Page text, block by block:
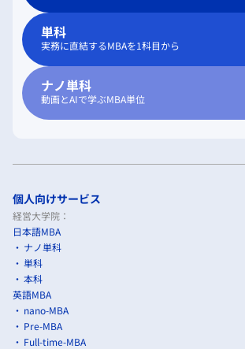
単科
実務に直結するMBAを1科目から
ナノ単科
動画とAIで学ぶMBA単位
個人向けサービス
経営大学院：
日本語MBA
ナノ単科
単科
本科
英語MBA
nano-MBA
Pre-MBA
Full-time-MBA